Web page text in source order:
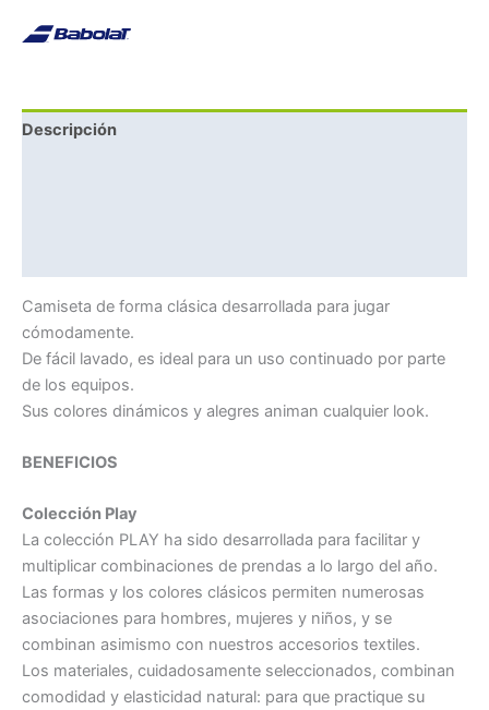
Descripción
Camiseta de forma clásica desarrollada para jugar
cómodamente.
De fácil lavado, es ideal para un uso continuado por parte
de los equipos.
Sus colores dinámicos y alegres animan cualquier look.
BENEFICIOS
Colección Play
La colección PLAY ha sido desarrollada para facilitar y
multiplicar combinaciones de prendas a lo largo del año.
Las formas y los colores clásicos permiten numerosas
asociaciones para hombres, mujeres y niños, y se
combinan asimismo con nuestros accesorios textiles.
Los materiales, cuidadosamente seleccionados, combinan
comodidad y elasticidad natural: para que practique su